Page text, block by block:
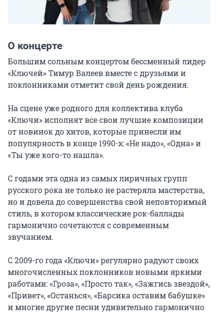
О концерте
Большим сольным концертом бессменный лидер
«Ключей» Тимур Валеев вместе с друзьями и
поклонниками отметит свой день рождения.
На сцене уже родного для коллектива клуба
«Ключи» исполнят все свои лучшие композиции
от новинок до хитов, которые принесли им
популярность в конце 1990-х: «Не надо», «Одна» и
«Ты уже кого-то нашла».
С годами эта одна из самых лиричных групп
русского рока не только не растеряла мастерства,
но и довела до совершенства свой неповторимый
стиль, в котором классические рок-баллады
гармонично сочетаются с современным
звучанием.
С 2009-го года «Ключи» регулярно радуют своих
многочисленных поклонников новыми яркими
работами: «Гроза», «Просто так», «Зажгись звездой»,
«Привет», «Останься», «Барсика оставим бабушке»
и многие другие песни удивительно гармонично